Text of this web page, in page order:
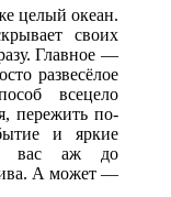
целый океан.
своих
Главное —
развесёлое
всецело
пережить по-
и яркие
вас аж до
А может —